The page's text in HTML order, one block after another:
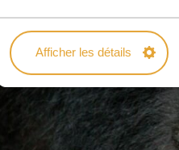
Afficher les détails